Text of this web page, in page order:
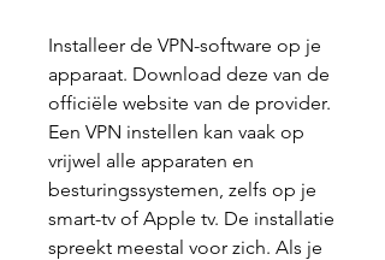
Installeer de VPN-software op je
apparaat. Download deze van de
officiële website van de provider.
Een VPN instellen kan vaak op
vrijwel alle apparaten en
besturingssystemen, zelfs op je
smart-tv of Apple tv. De installatie
spreekt meestal voor zich. Als je